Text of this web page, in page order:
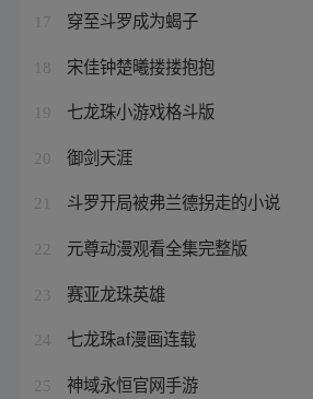
17 穿至斗罗成为蝎子
18 宋佳钟楚曦搂搂抱抱
19 七龙珠小游戏格斗版
20 御剑天涯
21 斗罗开局被弗兰德拐走的小说
22 元尊动漫观看全集完整版
23 赛亚龙珠英雄
24 七龙珠af漫画连载
25 神域永恒官网手游